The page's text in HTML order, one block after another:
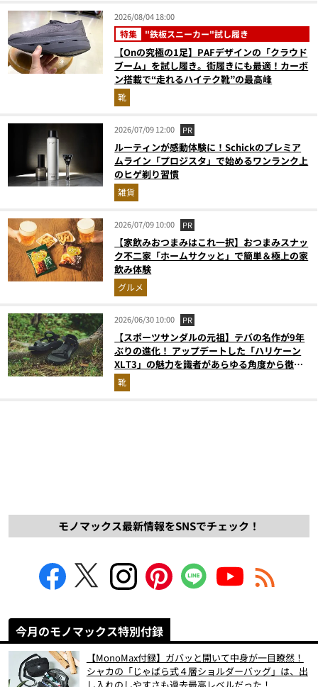
2026/08/04 18:00
特集 "鉄板スニーカー"試し履き
【Onの究極の1足】PAFデザインの「クラウド
ブーム」を試し履き。街履きにも最適！カーボ
ン搭載で“走れるハイテク靴”の最高峰
靴
2026/07/09 12:00 PR
ルーティンが感動体験に！Schickのプレミア
ムライン「プロジスタ」で始めるワンランク上
のヒゲ剃り習慣
雑貨
2026/07/09 10:00 PR
【家飲みおつまみはこれ一択】おつまみスナッ
ク不二家「ホームサクッと」で簡単＆極上の家
飲み体験
グルメ
2026/06/30 10:00 PR
【スポーツサンダルの元祖】テバの名作が9年
ぶりの進化！ アップデートした「ハリケーン
XLT3」の魅力を識者があらゆる角度から徹底
解説！
靴
モノマックス最新情報をSNSでチェック！
今月のモノマックス特別付録
【MonoMax付録】ガバッと開いて中身が一目瞭然！
シャカの「じゃばら式４層ショルダーバッグ」は、出